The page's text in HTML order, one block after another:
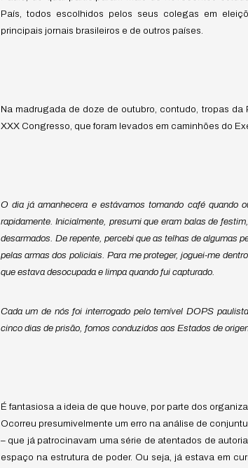
País, todos escolhidos pelos seus colegas em
principais jornais brasileiros e de outros países.
Na madrugada de doze de outubro, contudo, tropas
XXX Congresso, que foram levados em caminhões do
O dia já amanhecera e estávamos tomando café quando
rapidamente. Inicialmente, presumi que eram balas de
desarmados. De repente, percebi que as telhas de algumas
pelas armas dos policiais. Para me proteger, joguei-me
que estava desocupada e limpa quando fui capturado.
Cada um de nós foi interrogado pelo temível DOPS
cinco dias de prisão, fomos conduzidos aos Estados de
É fantasiosa a ideia de que houve, por parte dos
Ocorreu presumivelmente um erro na análise de
– que já patrocinavam uma série de atentados de
espaço na estrutura de poder. Ou seja, já estava em